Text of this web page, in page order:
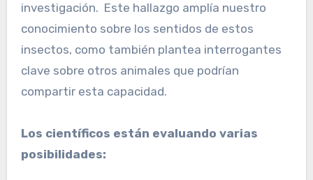
investigación. Este hallazgo amplía nuestro
conocimiento sobre los sentidos de estos
insectos, como también plantea interrogantes
clave sobre otros animales que podrían
compartir esta capacidad.
Los científicos están evaluando varias
posibilidades: